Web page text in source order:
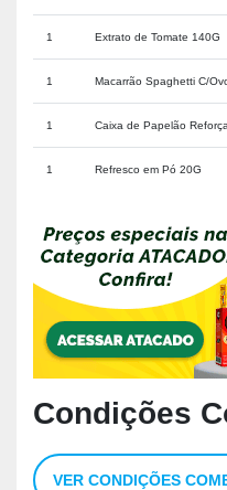
1 Extrato de Tomate 140G
1 Macarrão Spaghetti C/
1 Caixa de Papelão
1 Refresco em Pó 20G
Condições
VER CONDIÇÕES